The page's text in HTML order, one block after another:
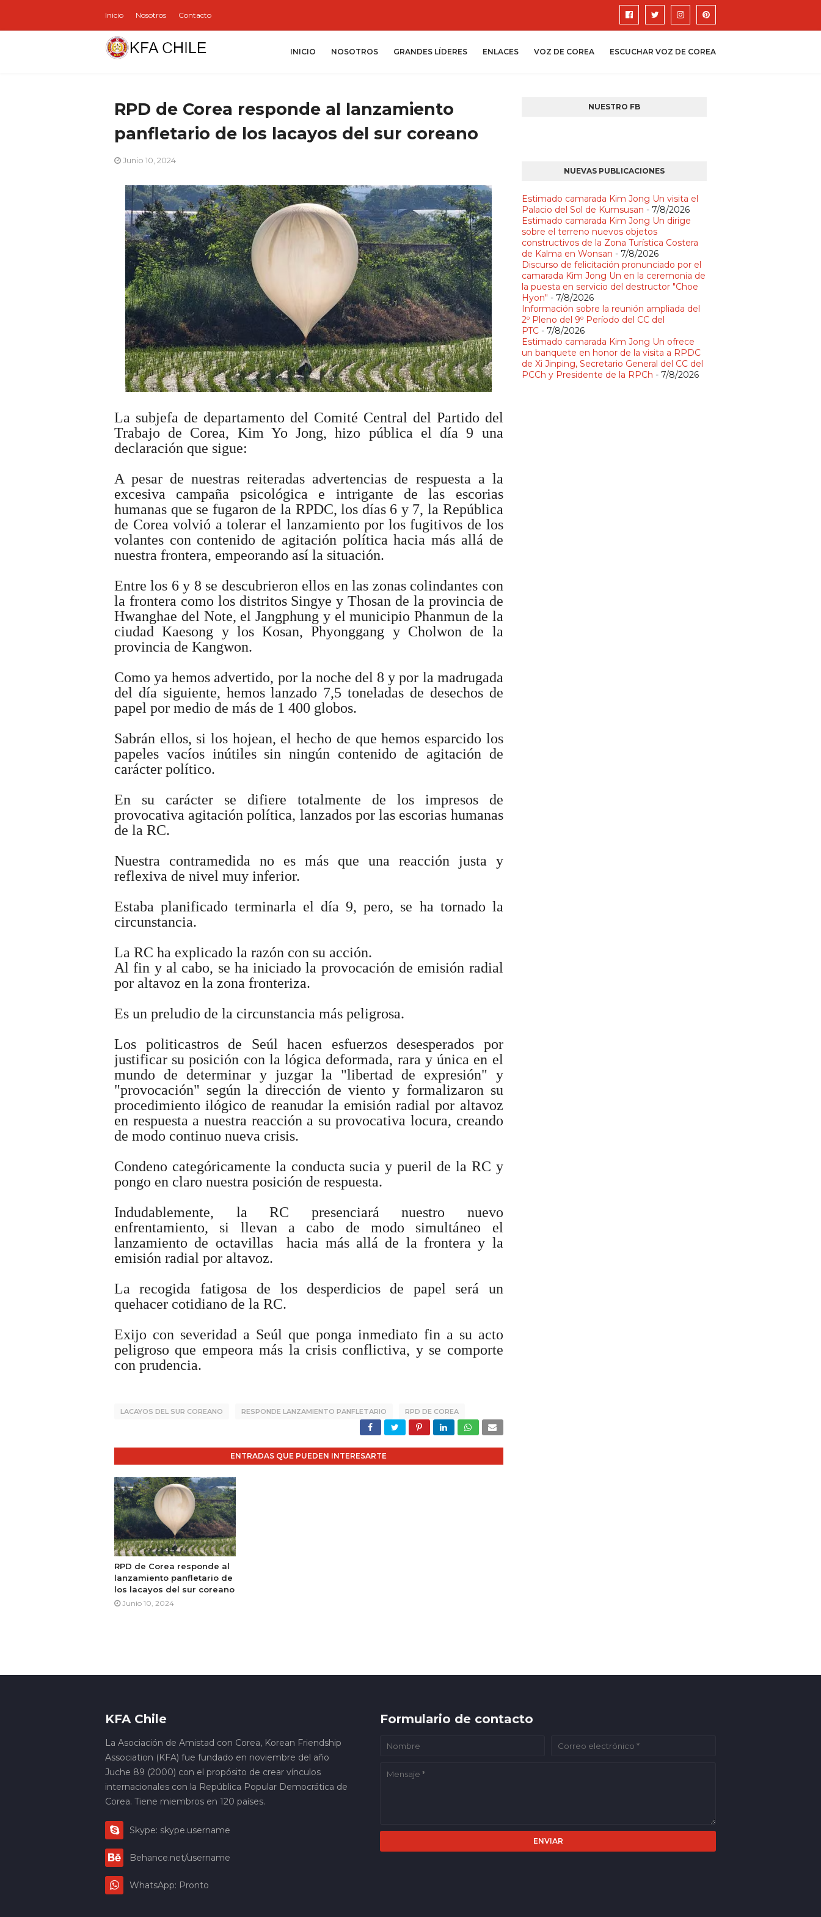
Inicio Nosotros Contacto
INICIO NOSOTROS GRANDES LÍDERES ENLACES VOZ DE COREA ESCUCHAR VOZ DE COREA
RPD de Corea responde al lanzamiento
panfletario de los lacayos del sur coreano
Junio 10, 2024
La subjefa de departamento del Comité Central del Partido del
Trabajo de Corea, Kim Yo Jong, hizo pública el día 9 una
declaración que sigue:
A pesar de nuestras reiteradas advertencias de respuesta a la
excesiva campaña psicológica e intrigante de las escorias
humanas que se fugaron de la RPDC, los días 6 y 7, la República
de Corea volvió a tolerar el lanzamiento por los fugitivos de los
volantes con contenido de agitación política hacia más allá de
nuestra frontera, empeorando así la situación.
Entre los 6 y 8 se descubrieron ellos en las zonas colindantes con
la frontera como los distritos Singye y Thosan de la provincia de
Hwanghae del Note, el Jangphung y el municipio Phanmun de la
ciudad Kaesong y los Kosan, Phyonggang y Cholwon de la
provincia de Kangwon.
Como ya hemos advertido, por la noche del 8 y por la madrugada
del día siguiente, hemos lanzado 7,5 toneladas de desechos de
papel por medio de más de 1 400 globos.
Sabrán ellos, si los hojean, el hecho de que hemos esparcido los
papeles vacíos inútiles sin ningún contenido de agitación de
carácter político.
En su carácter se difiere totalmente de los impresos de
provocativa agitación política, lanzados por las escorias humanas
de la RC.
Nuestra contramedida no es más que una reacción justa y
reflexiva de nivel muy inferior.
Estaba planificado terminarla el día 9, pero, se ha tornado la
circunstancia.
La RC ha explicado la razón con su acción.
Al fin y al cabo, se ha iniciado la provocación de emisión radial
por altavoz en la zona fronteriza.
Es un preludio de la circunstancia más peligrosa.
Los politicastros de Seúl hacen esfuerzos desesperados por
justificar su posición con la lógica deformada, rara y única en el
mundo de determinar y juzgar la "libertad de expresión" y
"provocación" según la dirección de viento y formalizaron su
procedimiento ilógico de reanudar la emisión radial por altavoz
en respuesta a nuestra reacción a su provocativa locura, creando
de modo continuo nueva crisis.
Condeno categóricamente la conducta sucia y pueril de la RC y
pongo en claro nuestra posición de respuesta.
Indudablemente, la RC presenciará nuestro nuevo
enfrentamiento, si llevan a cabo de modo simultáneo el
lanzamiento de octavillas hacia más allá de la frontera y la
emisión radial por altavoz.
La recogida fatigosa de los desperdicios de papel será un
quehacer cotidiano de la RC.
Exijo con severidad a Seúl que ponga inmediato fin a su acto
peligroso que empeora más la crisis conflictiva, y se comporte
con prudencia.
LACAYOS DEL SUR COREANO RESPONDE LANZAMIENTO PANFLETARIO RPD DE COREA
ENTRADAS QUE PUEDEN INTERESARTE
RPD de Corea responde al
lanzamiento panfletario de
los lacayos del sur coreano
Junio 10, 2024
NUESTRO FB
NUEVAS PUBLICACIONES
Estimado camarada Kim Jong Un visita el
Palacio del Sol de Kumsusan - 7/8/2026
Estimado camarada Kim Jong Un dirige
sobre el terreno nuevos objetos
constructivos de la Zona Turística Costera
de Kalma en Wonsan - 7/8/2026
Discurso de felicitación pronunciado por el
camarada Kim Jong Un en la ceremonia de
la puesta en servicio del destructor "Choe
Hyon" - 7/8/2026
Información sobre la reunión ampliada del
2º Pleno del 9º Período del CC del
PTC- 7/8/2026
Estimado camarada Kim Jong Un ofrece
un banquete en honor de la visita a RPDC
de Xi Jinping, Secretario General del CC del
PCCh y Presidente de la RPCh - 7/8/2026
KFA Chile
La Asociación de Amistad con Corea, Korean Friendship
Association (KFA) fue fundado en noviembre del año
Juche 89 (2000) con el propósito de crear vínculos
internacionales con la República Popular Democrática de
Corea. Tiene miembros en 120 países.
Skype: skype.username
Behance.net/username
WhatsApp: Pronto
Formulario de contacto